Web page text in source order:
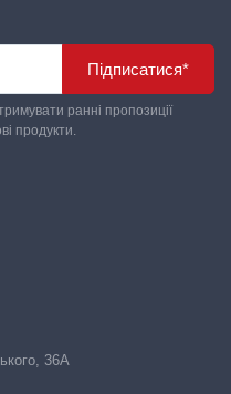
Підписатися*
ранні пропозиції
продукти.
36А